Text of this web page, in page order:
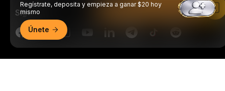
Síganos
Regístrate, deposita y empieza a ganar $20 hoy
mismo
Únete
Leer en la aplicación de Bybit